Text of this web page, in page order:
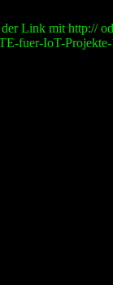
Link mit http://
fuer-IoT-